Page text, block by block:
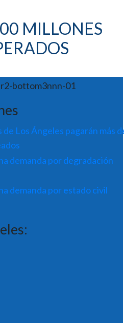
MILLONES
Los Ángeles pagarán más
demanda por degradación
demanda por estado civil